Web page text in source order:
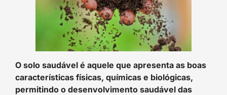
O solo saudável é aquele que apresenta as boas
características físicas, químicas e biológicas,
permitindo o desenvolvimento saudável das